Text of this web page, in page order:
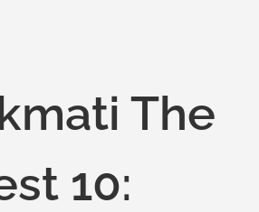
The
10: